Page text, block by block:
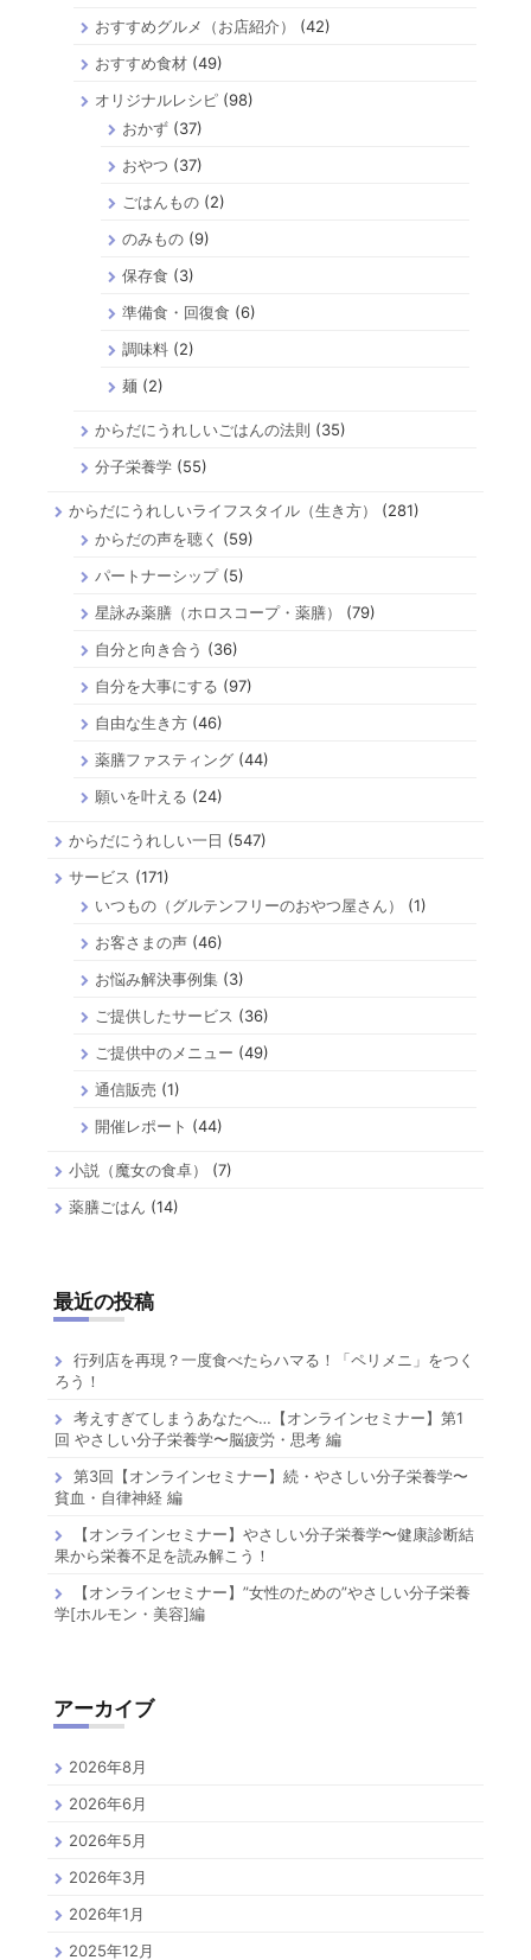
おすすめグルメ（お店紹介）
(42)
おすすめ食材 (49)
オリジナルレシピ (98)
おかず(37)
おやつ (37)
ごはんもの(2)
のみもの(9)
保存食 (3)
準備食・回復食 (6)
調味料(2)
麺 (2)
からだにうれしいごはんの法則 (35)
分子栄養学 (55)
からだにうれしいライフスタイル（生き方）
(281)
からだの声を聴く
(59)
パートナーシップ(5)
星詠み薬膳（ホロスコープ・薬膳）
(79)
自分と向き合う (36)
自分を大事にする (97)
自由な生き方 (46)
薬膳ファスティング (44)
願いを叶える (24)
からだにうれしい一日 (547)
サービス (171)
いつもの（グルテンフリーのおやつ屋さん）
(1)
お客さまの声 (46)
お悩み解決事例集 (3)
ご提供したサービス (36)
ご提供中のメニュー (49)
通信販売 (1)
開催レポート (44)
小説（魔女の食卓）
(7)
薬膳ごはん (14)
最近の投稿
行列店を再現？一度食べたらハマる！「ペリメニ」をつく
ろう！
考えすぎてしまうあなたへ…【オンラインセミナー】第1
回 やさしい分子栄養学〜脳疲労・思考 編
第3回【オンラインセミナー】続・やさしい分子栄養学〜
貧血・自律神経 編
【オンラインセミナー】やさしい分子栄養学〜健康診断結
果から栄養不足を読み解こう！
【オンラインセミナー】”女性のための”やさしい分子栄養
学[ホルモン・美容]編
アーカイブ
2026年8月
2026年6月
2026年5月
2026年3月
2026年1月
2025年12月